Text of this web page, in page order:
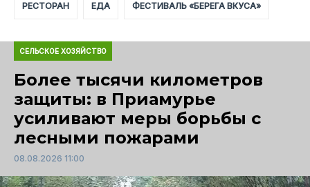
РЕСТОРАН ЕДА ФЕСТИВАЛЬ «БЕРЕГА ВКУСА»
СЕЛЬСКОЕ ХОЗЯЙСТВО
Более тысячи километров
защиты: в Приамурье
усиливают меры борьбы с
лесными пожарами
08.08.2026 11:00